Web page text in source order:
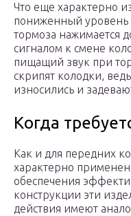
Что еще характерно
пониженный уровень
тормоза нажимается
сигналом к смене
пищащий звук при
скрипят колодки,
износились и
Когда
Как и для передних
характерно
обеспечения
конструкции эти
действия имеют